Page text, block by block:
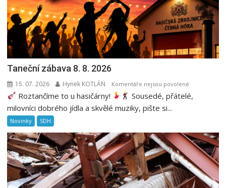
Taneční zábava 8. 8. 2026
15. 07. 2026 Hynek KOTLÁN Komentáře nejsou povolené
textu
zábava
8.
8.
2026
Roztančíme to u hasičárny!
Sousedé, přátelé,
milovníci dobrého jídla a skvělé muziky, pište si...
Novinky SDH